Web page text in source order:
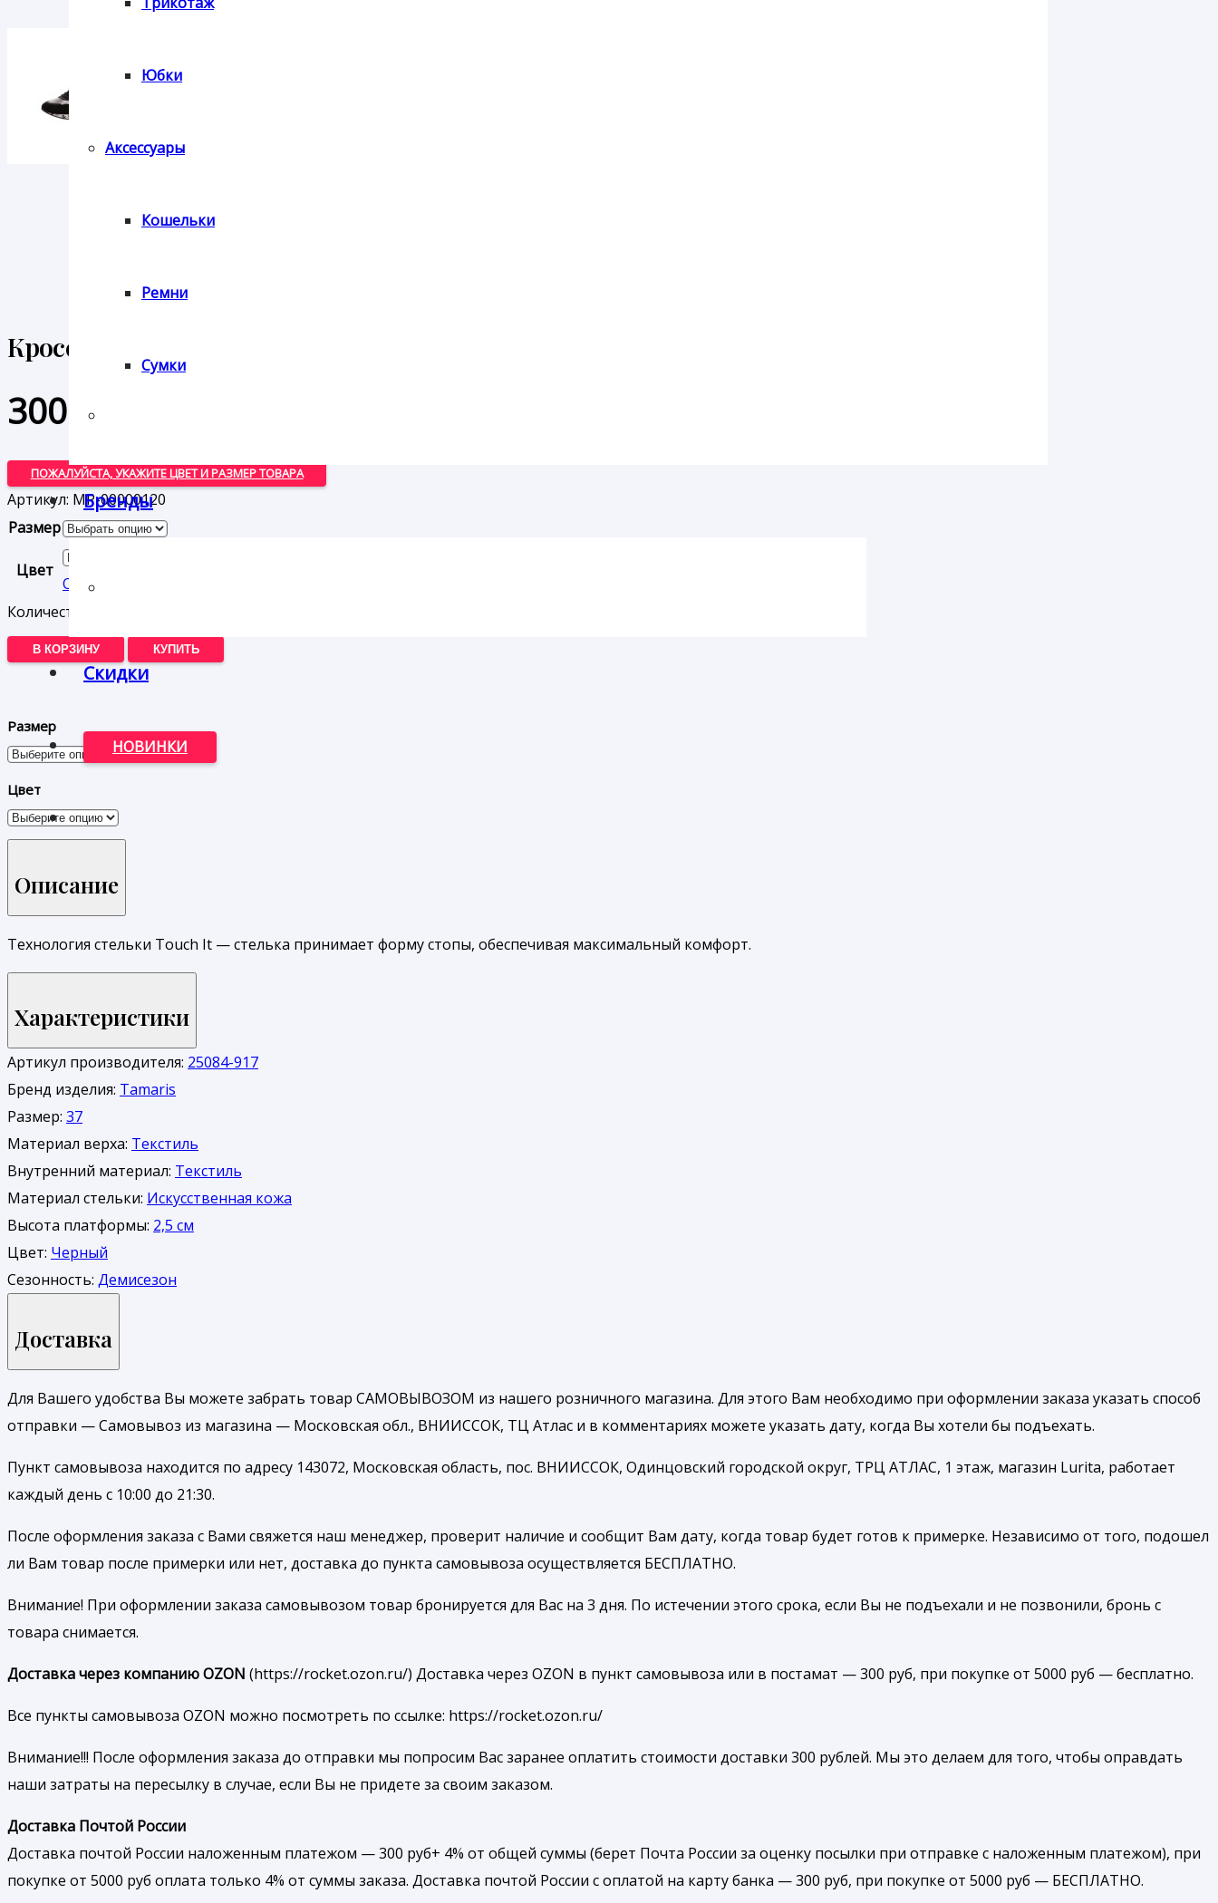
Юбки
Аксессуары
Кошельки
Ремни
Сумки
Бренды
Скидки
НОВИНКИ
Кроссовки Tamaris
3000
ПОЖАЛУЙСТА, УКАЖИТЕ ЦВЕТ И РАЗМЕР ТОВАРА
Артикул: МР-00000120
Размер
Цвет
Очистить
Количество товара Кроссовки Tamaris
В КОРЗИНУ КУПИТЬ
Размер
Цвет
Описание
Технология стельки Touch It — стелька принимает форму стопы, обеспечивая максимальный комфорт.
Характеристики
Артикул производителя: 25084-917
Бренд изделия: Tamaris
Размер: 37
Материал верха: Текстиль
Внутренний материал: Текстиль
Материал стельки: Искусственная кожа
Высота платформы: 2,5 см
Цвет: Черный
Сезонность: Демисезон
Доставка
Для Вашего удобства Вы можете забрать товар САМОВЫВОЗОМ из нашего розничного магазина. Для этого Вам необходимо при оформлении заказа указать способ
отправки — Самовывоз из магазина — Московская обл., ВНИИССОК, ТЦ Атлас и в комментариях можете указать дату, когда Вы хотели бы подъехать.
Пункт самовывоза находится по адресу 143072, Московская область, пос. ВНИИССОК, Одинцовский городской округ, ТРЦ АТЛАС, 1 этаж, магазин Lurita, работает
каждый день с 10:00 до 21:30.
После оформления заказа с Вами свяжется наш менеджер, проверит наличие и сообщит Вам дату, когда товар будет готов к примерке. Независимо от того, подошел
ли Вам товар после примерки или нет, доставка до пункта самовывоза осуществляется БЕСПЛАТНО.
Внимание! При оформлении заказа самовывозом товар бронируется для Вас на 3 дня. По истечении этого срока, если Вы не подъехали и не позвонили, бронь с
товара снимается.
Доставка через компанию OZON (https://rocket.ozon.ru/) Доставка через OZON в пункт самовывоза или в постамат — 300 руб, при покупке от 5000 руб — бесплатно.
Все пункты самовывоза OZON можно посмотреть по ссылке: https://rocket.ozon.ru/
Внимание!!! После оформления заказа до отправки мы попросим Вас заранее оплатить стоимости доставки 300 рублей. Мы это делаем для того, чтобы оправдать
наши затраты на пересылку в случае, если Вы не придете за своим заказом.
Доставка Почтой России
Доставка почтой России наложенным платежом — 300 руб+ 4% от общей суммы (берет Почта России за оценку посылки при отправке с наложенным платежом), при
покупке от 5000 руб оплата только 4% от суммы заказа. Доставка почтой России с оплатой на карту банка — 300 руб, при покупке от 5000 руб — БЕСПЛАТНО.